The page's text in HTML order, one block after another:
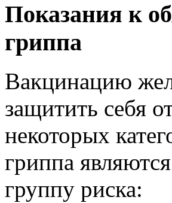
Показания к
гриппа
Вакцинацию
защитить себя
некоторых
гриппа
группу риска: